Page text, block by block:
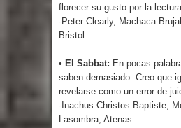
florecer su gusto por la
-Peter Clearly, Machaca
Bristol.
• El Sabbat: En pocas
saben demasiado. Creo que
revelarse como un error de
-Inachus Christos Baptiste,
Lasombra, Atenas.